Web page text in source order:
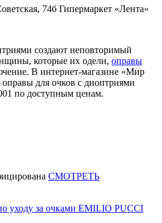
74б Гипермаркет «Лента»
создают неповторимый
которые их одели, оправы
В интернет-магазине «Мир
для очков с диоптриями
по доступным ценам.
СМОТРЕТЬ
уходу за очками EMILIO PUCCI